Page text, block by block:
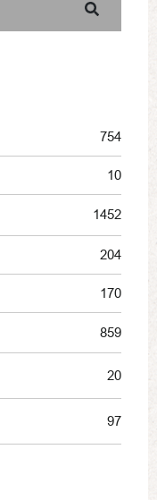
754
10
1452
204
170
859
20
97